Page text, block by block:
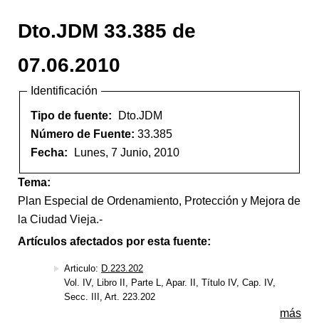
Dto.JDM 33.385 de
07.06.2010
Identificación
Tipo de fuente:
Dto.JDM
Número de Fuente: 33.385
Fecha:
Lunes, 7 Junio, 2010
Tema:
Plan Especial de Ordenamiento, Protección y Mejora de
la Ciudad Vieja.-
Artículos afectados por esta fuente:
Articulo: D.223.202
Vol. IV, Libro II, Parte L, Apar. II, Título IV, Cap. IV,
Secc. III, Art. 223.202
más